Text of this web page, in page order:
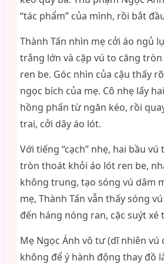
“tác phẩm” của mình, rồi bắt
Thành Tấn nhìn mẹ cởi áo ngủ
trắng lớn và cặp vú to căng
ren be. Góc nhìn của cậu thấy
ngọc bích của mẹ. Cô nhẹ lấy
hồng phấn từ ngăn kéo, rồi
trai, cởi dây áo lót.
Với tiếng “cạch” nhẹ, hai bầu vú
tròn thoát khỏi áo lót ren be,
không trung, tạo sóng vú dâm
mẹ, Thành Tấn vẫn thấy sóng
đến háng nóng ran, cặc suýt xé
Mẹ Ngọc Ánh vô tư (dĩ nhiên vú
không để ý hành động thay đồ